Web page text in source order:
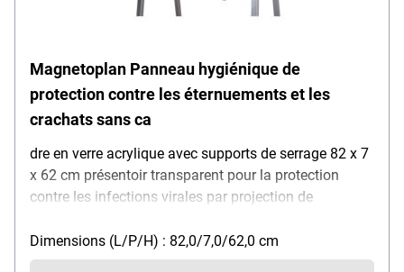
Magnetoplan Panneau hygiénique de
protection contre les éternuements et les
crachats sans ca
dre en verre acrylique avec supports de serrage 82 x 7
x 62 cm présentoir transparent pour la protection
contre les infections virales par projection de
pour : salles de séminaire / postes de travail et
d'enseignement en présentiel / boulangeries /
Dimensions (L/P/H) : 82,0/7,0/62,0 cm